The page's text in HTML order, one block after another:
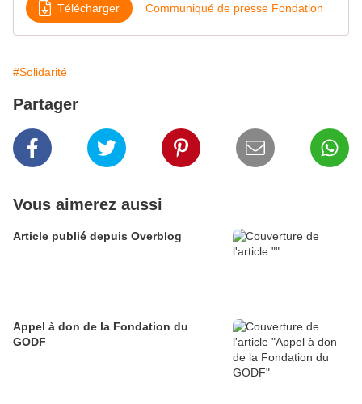
Télécharger Communiqué de presse Fondation
#Solidarité
Partager
Vous aimerez aussi
Article publié depuis Overblog
Appel à don de la Fondation du
GODF